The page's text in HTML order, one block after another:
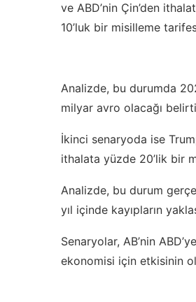
ve ABD’nin Çin’den
10’luk bir misilleme
Analizde, bu durumda
milyar avro olacağı
İkinci senaryoda ise
ithalata yüzde 20’lik bir
Analizde, bu durum
yıl içinde kayıpların
Senaryolar, AB’nin
ekonomisi için etkisinin